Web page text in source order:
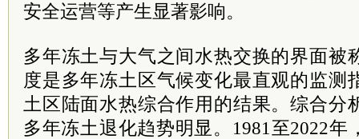
安全运营等产生显著影响。
多年冻土与大气之间水热交换的界面被
度是多年冻土区气候变化最直观的监测
土区陆面水热综合作用的结果。综合分
多年冻土退化趋势明显。1981至2022年